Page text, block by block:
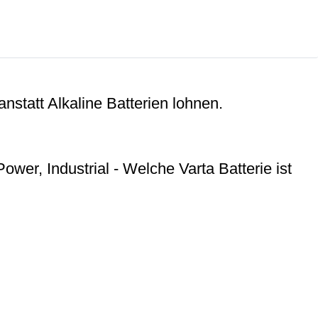
Alkaline Batterien lohnen.
Industrial - Welche Varta Batterie ist